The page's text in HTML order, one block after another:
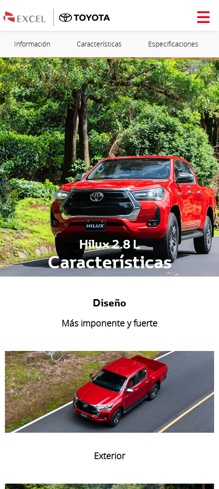
Información Características Especificaciones
Hilux 2.8 L
Características
Diseño
Más imponente y fuerte
Exterior